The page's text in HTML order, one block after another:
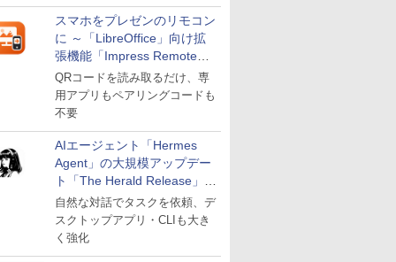
スマホをプレゼンのリモコン
に ～「LibreOffice」向け拡
張機能「Impress Remote」
が公開
QRコードを読み取るだけ、専
用アプリもペアリングコードも
不要
AIエージェント「Hermes
Agent」の大規模アップデー
ト「The Herald Release」が
公開
自然な対話でタスクを依頼、デ
スクトップアプリ・CLIも大き
く強化